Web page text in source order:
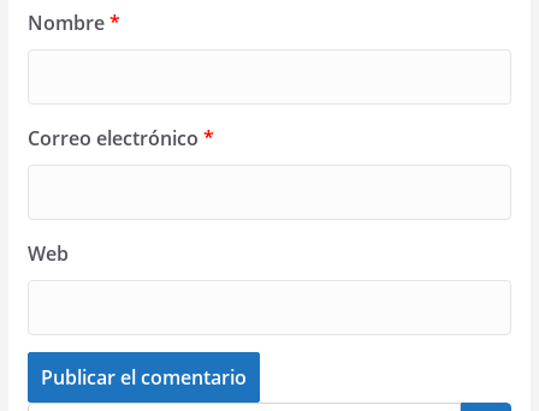
Nombre*
Correo electrónico *
Web